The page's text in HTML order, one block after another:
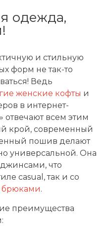
одежда,
и стильную
форм не так-то
Ведь
женские кофты и
в интернет-
отвечают всем этим
крой, современный
пошив делают
универсальной. Она
джинсами, что
casual, так и со
.
преимущества